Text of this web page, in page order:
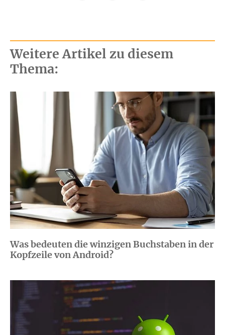
Weitere Artikel zu diesem
Thema:
Was bedeuten die winzigen Buchstaben in der
Kopfzeile von Android?